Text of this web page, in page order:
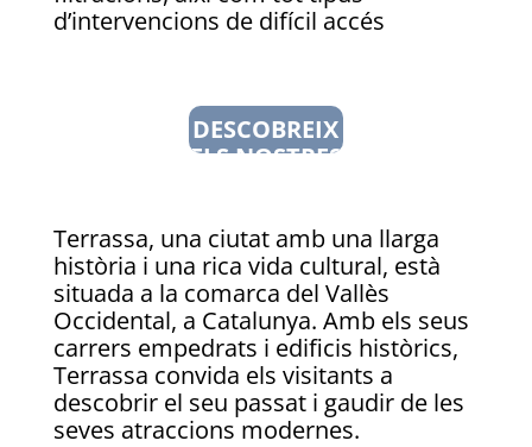
d’intervencions de difícil accés
DESCOBREIX
ELS NOSTRES
Terrassa, una ciutat amb una llarga
història i una rica vida cultural, està
situada a la comarca del Vallès
Occidental, a Catalunya. Amb els seus
carrers empedrats i edificis històrics,
Terrassa convida els visitants a
descobrir el seu passat i gaudir de les
seves atraccions modernes.